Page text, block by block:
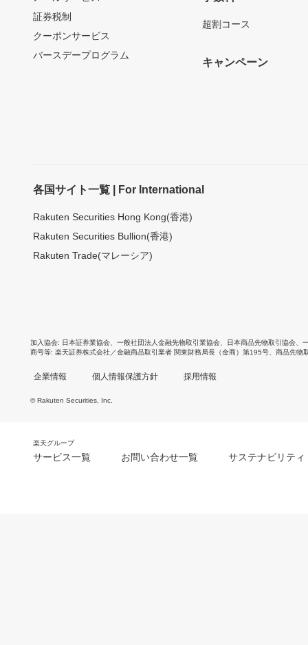
証券税制
クーポンサービス
バースデープログラム
超割コース
キャンペーン
各国サイト一覧 | For International
Rakuten Securities Hong Kong(香港)
Rakuten Securities Bullion(香港)
Rakuten Trade(マレーシア)
加入協会 日本証券業協会 一般社団法人金融先物取引業協会 日本商品先物取引協会
商号等 楽天証券株式会社／金融商品取引業者 関東財務局長（金商）第195号、商品先物
企業情報 個人情報保護方針 採用情報
© Rakuten Securities, Inc.
楽天グループ
サービス一覧 お問い合わせ一覧 サステナビリティ